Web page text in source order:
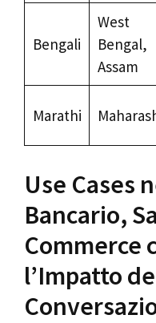
Bengali
West
Bengal,
Assam
Marathi
Use Cases
Bancario,
Commerce
l’Impatto